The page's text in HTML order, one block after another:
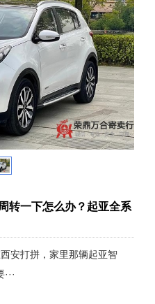
转一下怎么办？起亚全系
安打拼，家里那辆起亚智